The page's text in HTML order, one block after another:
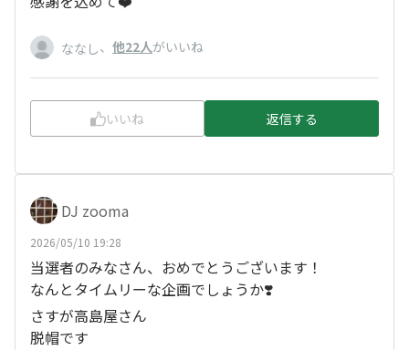
ななし、 他22人がいいね
いいね 返信する
DJ zooma
2026/05/10 19:28
当選者のみなさん、おめでとうございます！
なんとタイムリーな企画でしょうか❣️
さすが高島屋さん
脱帽です